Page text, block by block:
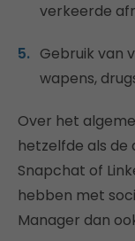
verkeerde
Gebruik van
wapens,
Over het
hetzelfde als de
Snapchat of
hebben met
Manager dan